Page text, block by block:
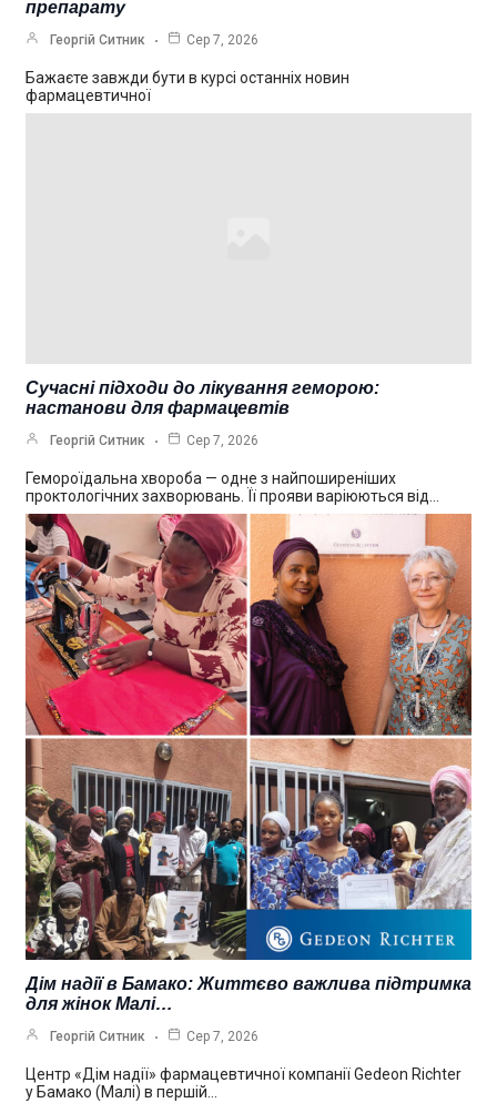
препарату
Георгій Ситник Сер 7, 2026
Бажаєте завжди бути в курсі останніх новин
фармацевтичної
Сучасні підходи до лікування геморою:
настанови для фармацевтів
Георгій Ситник Сер 7, 2026
Гемороїдальна хвороба — одне з найпоширеніших
проктологічних захворювань. Її прояви варіюються від…
Дім надії в Бамако: Життєво важлива підтримка
для жінок Малі…
Георгій Ситник Сер 7, 2026
Центр «Дім надії» фармацевтичної компанії Gedeon Richter
у Бамако (Малі) в першій…